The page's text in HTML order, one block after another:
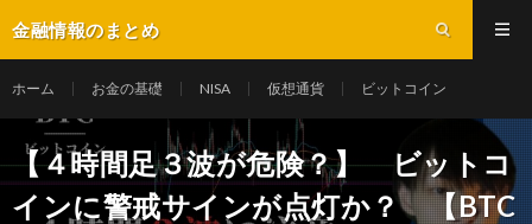
金融情報のまとめ
ホーム お金の基礎 NISA 仮想通貨 ビットコイン
【４時間足３波が危険？】 ビットコ
インに警戒サインが点灯か？ 【BTC